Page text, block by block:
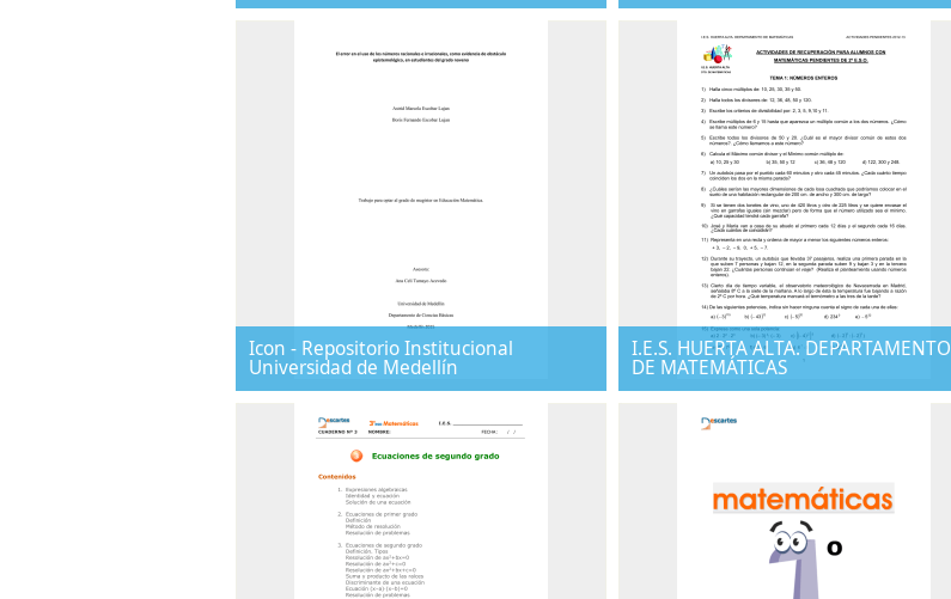
Icon - Repositorio Institucional
Universidad de Medellín
I.E.S. HUERTA ALTA. DEPARTAMENTO
DE MATEMÁTICAS